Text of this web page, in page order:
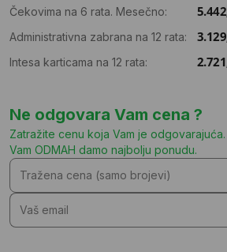
Čekovima na 6 rata. Mesečno:
Administrativna zabrana na 12 rata:
Intesa karticama na 12 rata:
Ne odgovara Vam cena ?
Zatražite cenu koja Vam je
Vam ODMAH damo najbolju ponudu.